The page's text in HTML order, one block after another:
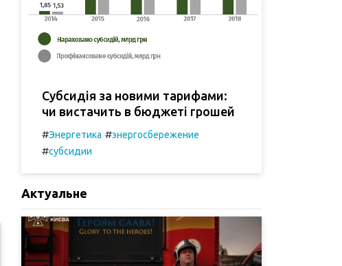
Субсидія за новими тарифами:
чи вистачить в бюджеті грошей
#Энергетика #энергосбережение
#субсидии
Актуальне